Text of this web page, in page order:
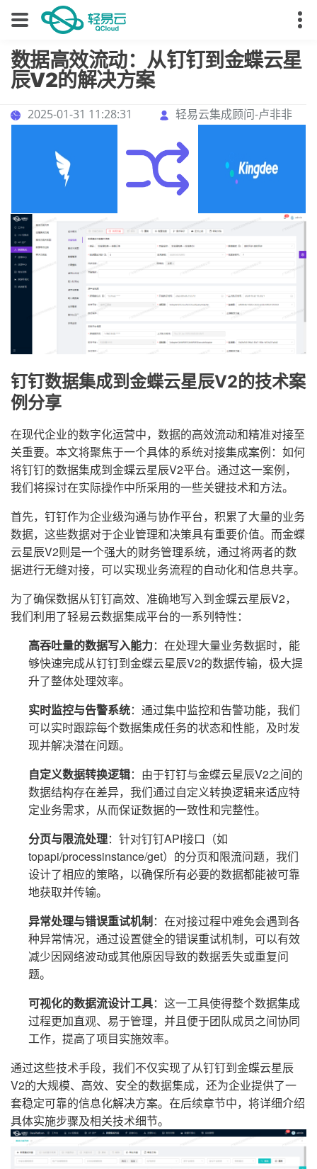
数据高效流动：从钉钉到金蝶云星
辰V2的解决方案
2025-01-31 11:28:31 轻易云集成顾问-卢非非
钉钉数据集成到金蝶云星辰V2的技术案
例分享
在现代企业的数字化运营中，数据的高效流动和精准对接至
关重要。本文将聚焦于一个具体的系统对接集成案例：如何
将钉钉的数据集成到金蝶云星辰V2平台。通过这一案例，
我们将探讨在实际操作中所采用的一些关键技术和方法。
首先，钉钉作为企业级沟通与协作平台，积累了大量的业务
数据，这些数据对于企业管理和决策具有重要价值。而金蝶
云星辰V2则是一个强大的财务管理系统，通过将两者的数
据进行无缝对接，可以实现业务流程的自动化和信息共享。
为了确保数据从钉钉高效、准确地写入到金蝶云星辰V2，
我们利用了轻易云数据集成平台的一系列特性：
高吞吐量的数据写入能力：在处理大量业务数据时，能
够快速完成从钉钉到金蝶云星辰V2的数据传输，极大提
升了整体处理效率。
实时监控与告警系统：通过集中监控和告警功能，我们
可以实时跟踪每个数据集成任务的状态和性能，及时发
现并解决潜在问题。
自定义数据转换逻辑：由于钉钉与金蝶云星辰V2之间的
数据结构存在差异，我们通过自定义转换逻辑来适应特
定业务需求，从而保证数据的一致性和完整性。
分页与限流处理：针对钉钉API接口（如
topapi/processinstance/get）的分页和限流问题，我们
设计了相应的策略，以确保所有必要的数据都能被可靠
地获取并传输。
异常处理与错误重试机制：在对接过程中难免会遇到各
种异常情况，通过设置健全的错误重试机制，可以有效
减少因网络波动或其他原因导致的数据丢失或重复问
题。
可视化的数据流设计工具：这一工具使得整个数据集成
过程更加直观、易于管理，并且便于团队成员之间协同
工作，提高了项目实施效率。
通过这些技术手段，我们不仅实现了从钉钉到金蝶云星辰
V2的大规模、高效、安全的数据集成，还为企业提供了一
套稳定可靠的信息化解决方案。在后续章节中，将详细介绍
具体实施步骤及相关技术细节。